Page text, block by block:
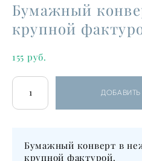
Бумажный
крупной
155 pуб.
Бумажный конверт в
крупной фактурой.